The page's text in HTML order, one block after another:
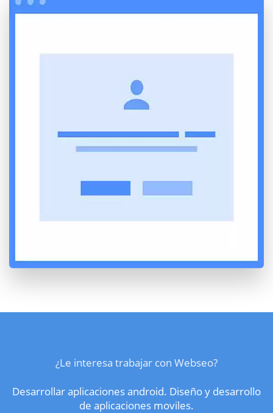
¿Le interesa trabajar con Webseo?
Desarrollar aplicaciones android. Diseño y desarrollo
de aplicaciones moviles.